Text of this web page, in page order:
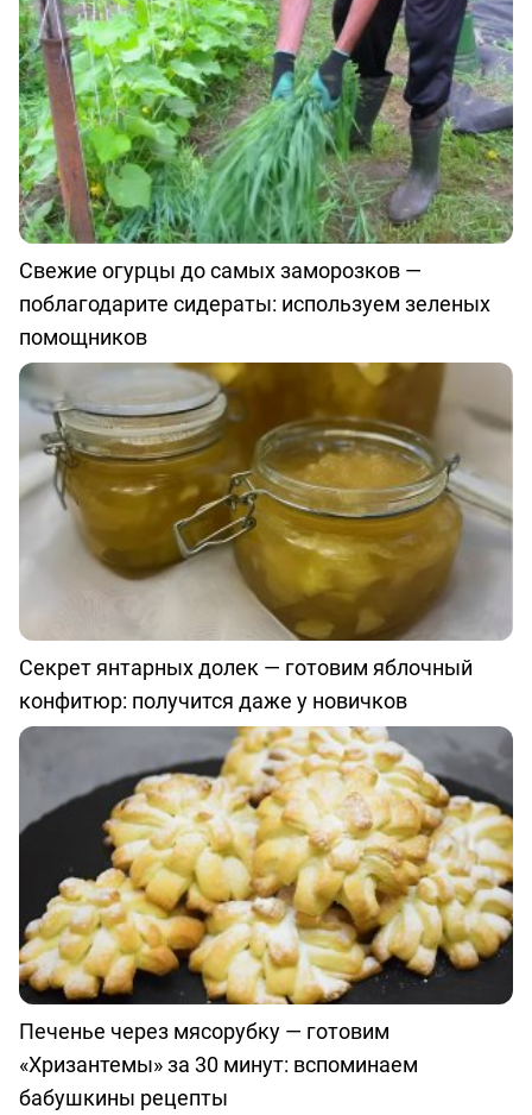
Свежие огурцы до самых заморозков —
поблагодарите сидераты: используем зеленых
помощников
Секрет янтарных долек — готовим яблочный
конфитюр: получится даже у новичков
Печенье через мясорубку — готовим
«Хризантемы» за 30 минут: вспоминаем
бабушкины рецепты